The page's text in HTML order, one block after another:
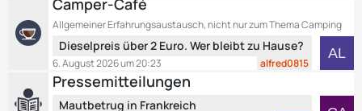
t
r
g
e
z
t
B
e
Camper-Café
Allgemeiner Erfahrungsaustausch, nicht nur zum Thema Camping
e
t
z
Dieselpreis über 2 Euro. Wer bleibt zu Hause?
alfred0815
6. August 2026 um 20:23
Pressemitteilungen
Mautbetrug in Frankreich